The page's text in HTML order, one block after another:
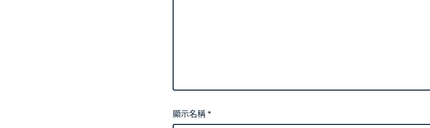
顯示名稱*